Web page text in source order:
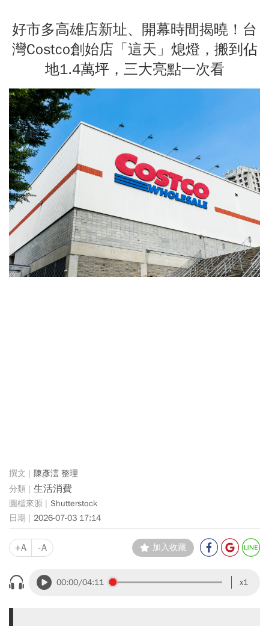
好市多高雄店新址、開幕時間揭曉！台
灣Costco創始店「這天」熄燈，搬到佔
地1.4萬坪，三大亮點一次看
陳彥澐 整理
生活消費
Shutterstock
2026-07-03 17:14
+A -A 加入收藏
00:00/04:11 x1